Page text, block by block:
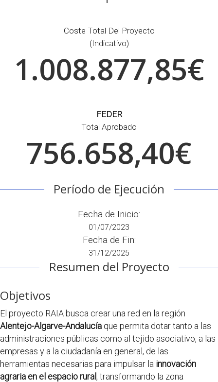
Coste Total Del Proyecto
(indicativo)
1.008.877,85€
FEDER
Total Aprobado
756.658,40€
Período de Ejecución
Fecha de Inicio:
01/07/2023
Fecha de Fin:
31/12/2025
Resumen del Proyecto
Objetivos
El proyecto RAIA busca crear una red en la región
Alentejo-Algarve-Andalucía que permita dotar tanto a las
administraciones públicas como al tejido asociativo, a las
empresas y a la ciudadanía en general, de las
herramientas necesarias para impulsar la innovación
agraria en el espacio rural, transformando la zona